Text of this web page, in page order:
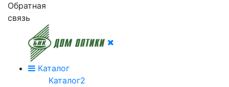
Обратная
связь
Каталог
Каталог2